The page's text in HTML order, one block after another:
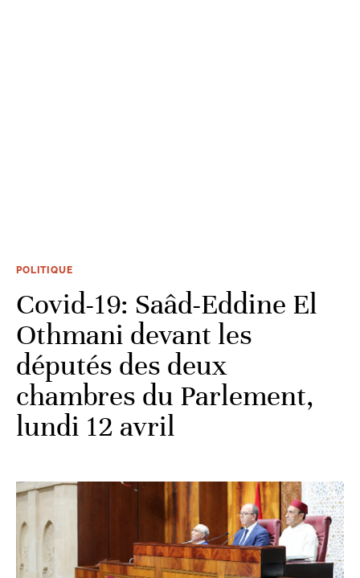
POLITIQUE
Covid-19: Saâd-Eddine El
Othmani devant les
députés des deux
chambres du Parlement,
lundi 12 avril